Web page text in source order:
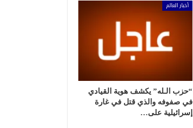
أخبار العالم
“حزب الـله” يكشف هوية القيادي
في صفوفه والذي قتل في غارة
إسرائيلية على…